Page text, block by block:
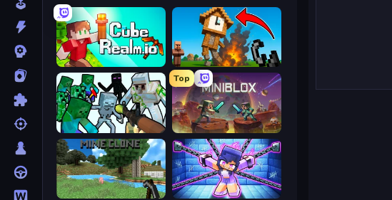
Noob Fuse
CubeRealm.io
Top
Miniblox
Mine Shooter: Save Your World
Mini Mine
Mine Clone